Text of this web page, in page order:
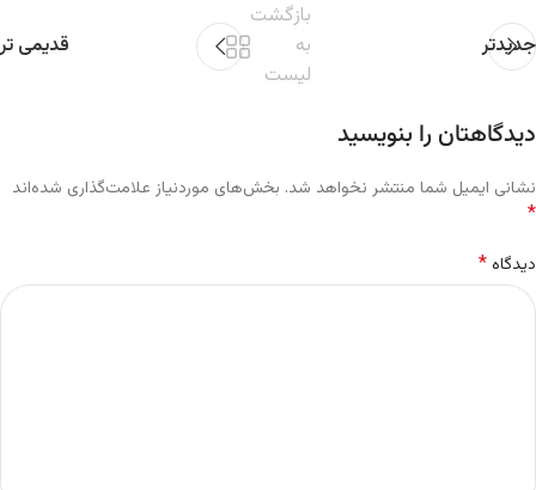
جدیدتر
بازگشت
به
لیست
قدیمی تر
دیدگاهتان را بنویسید
نشانی ایمیل شما منتشر نخواهد شد. بخش‌های موردنیاز علامت‌گذاری شده‌اند
*
دیدگاه*